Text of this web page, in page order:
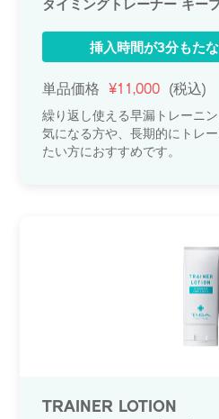
タイミングトレーナー キー
挿入時間が3分もた
単品価格 ¥11,000 (税込)
繰り返し使える早漏トレーニ
気になる方や、長期的にトレ
たい方におすすめです。
TRAINER LOTION